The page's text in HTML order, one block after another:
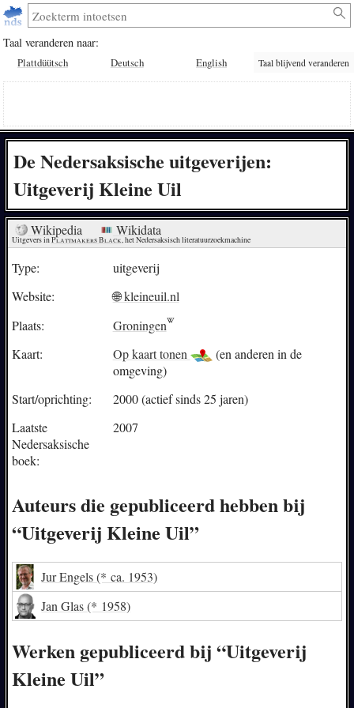
Taal veranderen naar:
Plattdüütsch Deutsch English Taal blijvend veranderen
De Nedersaksische uitgeverijen:
Uitgeverij Kleine Uil
Wikipedia Wikidata
Uitgevers in Plattmakers Black, het Nedersaksisch literatuurzoekmachine
Type:
uitgeverij
Website:
🌐 kleineuil.nl
Plaats:
Groningen
Kaart:
Op kaart tonen
(en anderen in de
omgeving)
Start/oprichting:
2000 (actief sinds 25 jaren)
Laatste
Nedersaksische
boek:
2007
Auteurs die gepubliceerd hebben bij
“Uitgeverij Kleine Uil”
Jur Engels(* ca. 1953)
Jan Glas(* 1958)
Werken gepubliceerd bij “Uitgeverij
Kleine Uil”